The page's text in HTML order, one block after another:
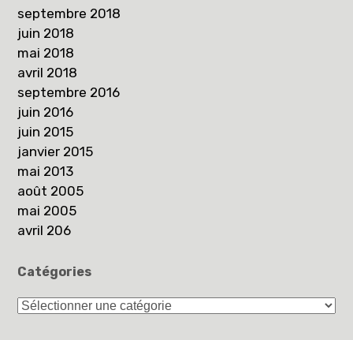
septembre 2018
juin 2018
mai 2018
avril 2018
septembre 2016
juin 2016
juin 2015
janvier 2015
mai 2013
août 2005
mai 2005
avril 206
Catégories
Catégories